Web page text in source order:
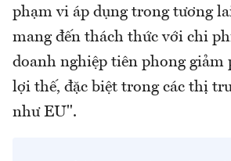
phạm vi áp dụng trong tương
mang đến thách thức với chi
doanh nghiệp tiên phong giảm
lợi thế, đặc biệt trong các thị
như EU".